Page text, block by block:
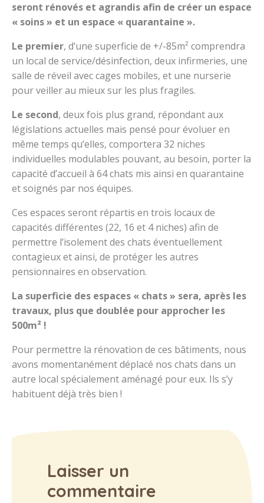
seront rénovés et agrandis afin de créer un espace
« soins » et un espace « quarantaine ».
Le premier, d’une superficie de +/-85m² comprendra
un local de service/désinfection, deux infirmeries, une
salle de réveil avec cages mobiles, et une nurserie
pour veiller au mieux sur les plus fragiles.
Le second, deux fois plus grand, répondant aux
législations actuelles mais pensé pour évoluer en
même temps qu’elles, comportera 32 niches
individuelles modulables pouvant, au besoin, porter la
capacité d’accueil à 64 chats mis ainsi en quarantaine
et soignés par nos équipes.
Ces espaces seront répartis en trois locaux de
capacités différentes (22, 16 et 4 niches) afin de
permettre l’isolement des chats éventuellement
contagieux et ainsi, de protéger les autres
pensionnaires en observation.
La superficie des espaces « chats » sera, après les
travaux, plus que doublée pour approcher les
500m² !
Pour permettre la rénovation de ces bâtiments, nous
avons momentanément déplacé nos chats dans un
autre local spécialement aménagé pour eux. Ils s’y
habituent déjà très bien !
Laisser un
commentaire